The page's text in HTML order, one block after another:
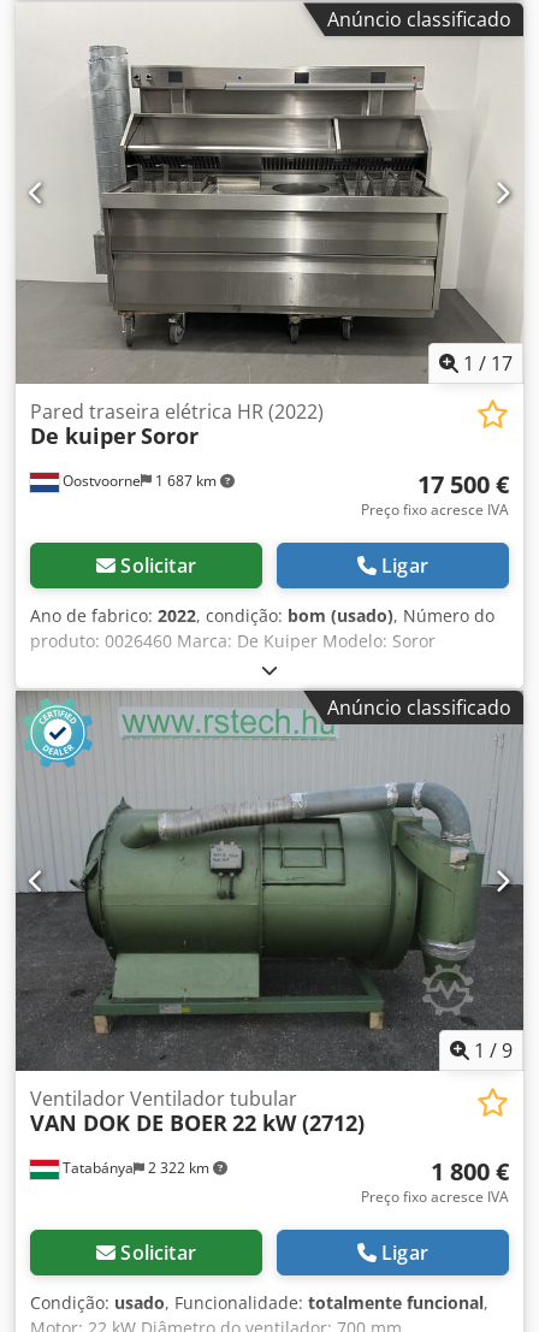
Anúncio classificado
1 / 17
Oostvoorne 1 687 km
Pared traseira elétrica HR (2022)
De kuiperSoror
17 500 €
Preço fixo acresce IVA
Solicitar Ligar
Ano de fabrico: 2022, condição: bom (usado), Número do
produto: 0026460 Marca: De Kuiper Modelo: Soror
Djdpfozbmptox Af Sekr Categoria do produto: Fritadeiras
Comprimento: 2700 mm Largura: 920 mm Altura: 1800 mm
Tensão de ligação (V): 400 Potência (W): 47150 Ano de
fabricação: 2022 Equipado com sistema de filtragem de
gordura. Equipado com 3 cubas (1x ORE440 e 2x ORE540) e
bandeja de escorrimento.
Anúncio classificado
1 /9
Tatabánya 2 322 km
Ventilador Ventilador tubular
VAN DOK DE BOER22 kW (2712)
1 800 €
Preço fixo acresce IVA
Solicitar Ligar
Condição: usado, Funcionalidade: totalmente funcional,